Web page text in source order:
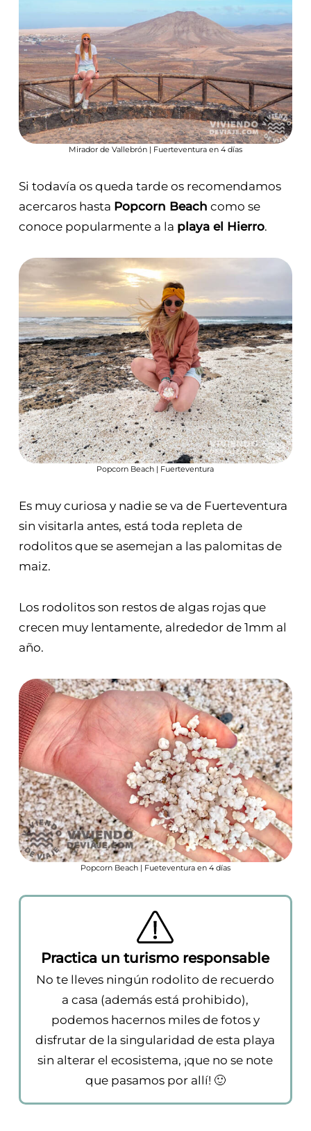
Mirador de Vallebrón | Fuerteventura en 4 días
Si todavía os queda tarde os recomendamos
acercaros hasta Popcorn Beach como se
conoce popularmente a la playa el Hierro.
Popcorn Beach | Fuerteventura
Es muy curiosa y nadie se va de Fuerteventura
sin visitarla antes, está toda repleta de
rodolitos que se asemejan a las palomitas de
maiz.
Los rodolitos son restos de algas rojas que
crecen muy lentamente, alrededor de 1mm al
año.
Popcorn Beach | Fueteventura en 4 días
Practica un turismo responsable
No te lleves ningún rodolito de recuerdo
a casa (además está prohibido),
podemos hacernos miles de fotos y
disfrutar de la singularidad de esta playa
sin alterar el ecosistema, ¡que no se note
que pasamos por allí! 🙂